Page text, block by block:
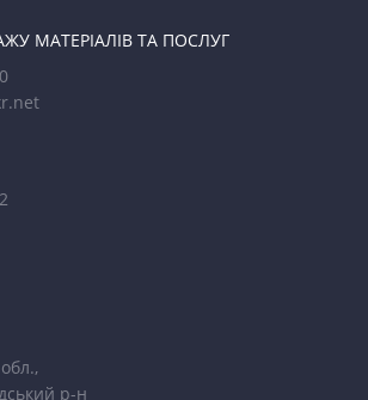
МАТЕРІАЛІВ ТА ПОСЛУГ
р-н